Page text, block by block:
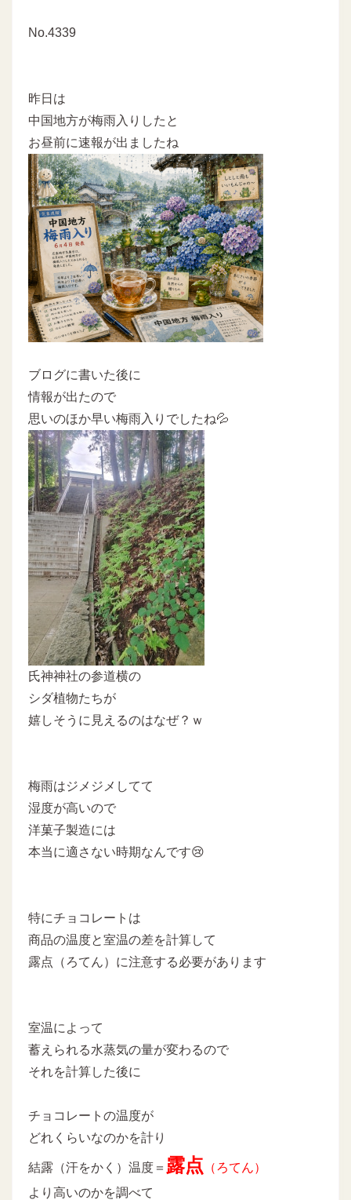
No.4339
昨日は
中国地方が梅雨入りしたと
お昼前に速報が出ましたね
ブログに書いた後に
情報が出たので
思いのほか早い梅雨入りでしたね💦
氏神神社の参道横の
シダ植物たちが
嬉しそうに見えるのはなぜ？ｗ
梅雨はジメジメしてて
湿度が高いので
洋菓子製造には
本当に適さない時期なんです😢
特にチョコレートは
商品の温度と室温の差を計算して
露点（ろてん）に注意する必要があります
室温によって
蓄えられる水蒸気の量が変わるので
それを計算した後に
チョコレートの温度が
どれくらいなのかを計り
結露（汗をかく）温度＝ 露点 （ろてん）
より高いのかを調べて